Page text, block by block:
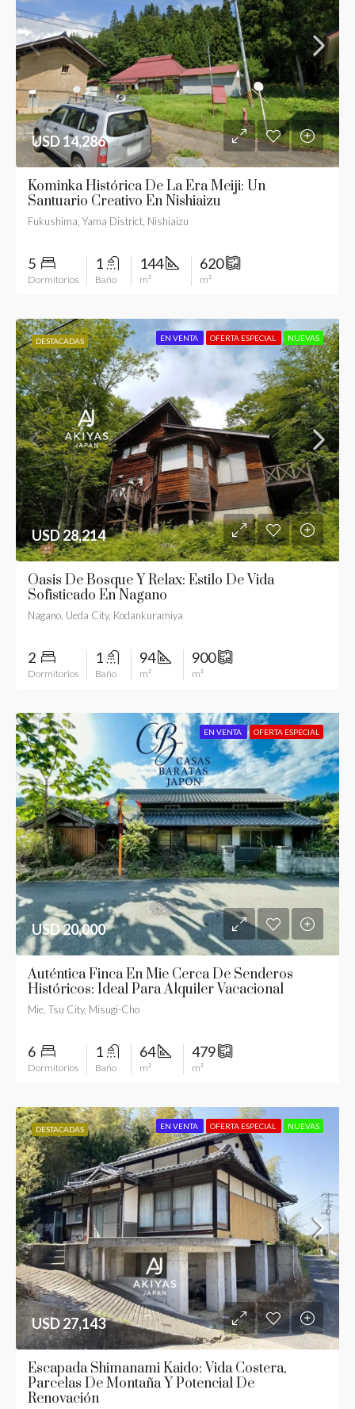
USD 14,286
Kominka Histórica De La Era Meiji: Un
Santuario Creativo En Nishiaizu
Fukushima, Yama District, Nishiaizu
5
Dormitorios
1
Baño
144
m²
620
m²
DESTACADAS EN VENTA OFERTA ESPECIAL NUEVAS
USD 28,214
Oasis De Bosque Y Relax: Estilo De Vida
Sofisticado En Nagano
Nagano, Ueda City, Kodankuramiya
2
Dormitorios
1
Baño
94
m²
900
m²
EN VENTA OFERTA ESPECIAL
USD 20,000
Auténtica Finca En Mie Cerca De Senderos
Históricos: Ideal Para Alquiler Vacacional
Mie, Tsu City, Misugi-Cho
6
Dormitorios
1
Baño
64
m²
479
m²
DESTACADAS EN VENTA OFERTA ESPECIAL NUEVAS
USD 27,143
Escapada Shimanami Kaido: Vida Costera,
Parcelas De Montaña Y Potencial De
Renovación